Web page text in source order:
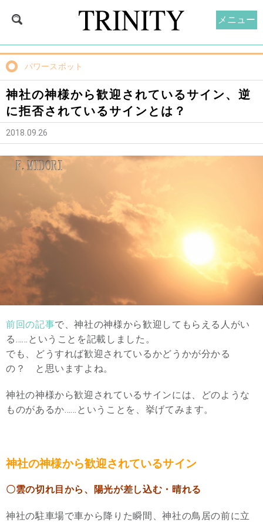
パワースポット
神社の神様から歓迎されているサイン、逆
に拒否されているサインとは？
2018.09.26
前回の記事で、神社の神様から歓迎してもらえる人がい
る……ということを記載しました。
でも、どうすれば歓迎されているかどうかが分かる
の？ と思いますよね。
神社の神様から歓迎されているサインには、どのような
ものがあるか……ということを、挙げてみます。
神社の神様から歓迎されているサイン
〇雲の切れ目から、陽光が差し込む・晴れる
神社の駐車場で車から降りた瞬間、神社の鳥居の前に立
メニュー